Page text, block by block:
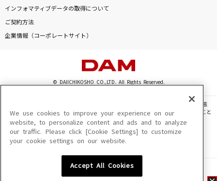
インフォマティブデータの取得について
ご契約方法
企業情報（コーポレートサイト）
© DAIICHIKOSHO CO.,LTD. All Rights Reserved.
このサイトに掲載されている一切の文章・画像・写真・動画・音声等を、手段や形態
を問わず、著作権法の定める範囲を超えて無断で複製、転載、ファイル化などすること
を禁じます。
楽曲及びコンテンツは、機種によりご利用いただけない場合があります。
楽曲及びコンテンツの配信日、配信内容が変更になる場合があります。
We use cookies to improve your experience on our
website, to personalize content and ads and to analyze
our traffic. Please click [Cookie Settings] to customize
your cookie settings on our website.
Accept All Cookies